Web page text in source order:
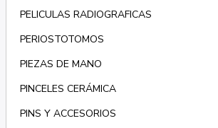
PELICULAS RADIOGRAFICAS
PERIOSTOTOMOS
PIEZAS DE MANO
PINCELES CERÁMICA
PINS Y ACCESORIOS